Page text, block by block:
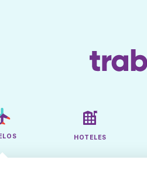
HOTELES